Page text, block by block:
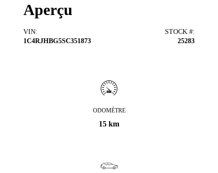
Aperçu
VIN:
1C4RJHBG5SC351873
STOCK #:
25283
ODOMÈTRE
15 km